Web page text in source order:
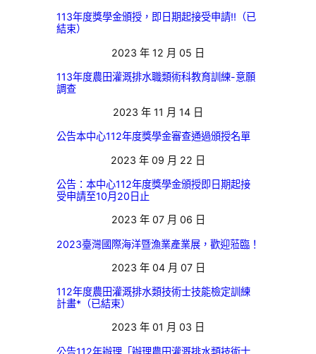
113年度獎學金頒授，即日期起接受申請!!（已
結束）
2023 年 12 月 05 日
113年度農田灌溉排水職類術科教育訓練-意願
調查
2023 年 11 月 14 日
公告本中心112年度獎學金審查通過頒授名單
2023 年 09 月 22 日
公告：本中心112年度獎學金頒授即日期起接
受申請至10月20日止
2023 年 07 月 06 日
2023臺灣國際海洋暨漁業產業展，歡迎蒞臨！
2023 年 04 月 07 日
112年度農田灌溉排水類技術士技能檢定訓練
計畫*（已結束）
2023 年 01 月 03 日
公告112年辦理「辦理農田灌溉排水類技術士